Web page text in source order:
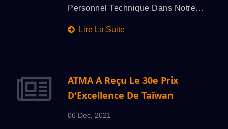
Personnel Technique Dans Notre
Nouveau Presse À Cylindre À
Systèmes De Vision Et Les
Opérations, Améliorant Le Soutien De
Première Ligne Et Augmentant La
Lire La Suite
ATMA A Reçu Le 30e Prix
D'Excellence De Taïwan
06 Dec, 2021